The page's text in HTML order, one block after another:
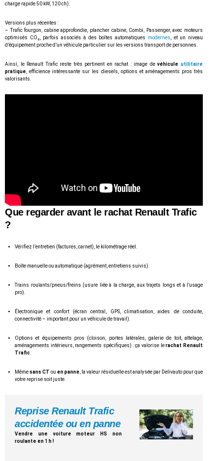
charge rapide 50 kW, 120 ch).
Versions plus récentes :
– Trafic fourgon, cabine approfondie, plancher cabine, Combi, Passenger, avec moteurs
optimisés CO₂, parfois associés à des boîtes automatiques
modernes , et un niveau
d’équipement proche d’un véhicule particulier sur les versions transport de personnes.
Ainsi, le Renault Trafic reste très pertinent en rachat : image devéhiculeutilitaire
pratique , efficience intéressante sur les diesels, options et aménagements pros très
valorisants.
Que regarder avant le rachat Renault Trafic
?
Vérifiez l’entretien (factures, carnet), le kilométrage réel.
Boîte manuelle ou automatique (agrément, entretiens suivis).
Trains roulants/pneus/freins (usure liée à la charge, aux trajets longs et à l’usage
pro).
Électronique et confort (écran central, GPS, climatisation, aides de conduite,
connectivité – important pour un véhicule de travail).
Options et équipements pros (cloison, portes latérales, galerie de toit, attelage,
aménagements intérieurs, rangements spécifiques) : ça valorise lerachat Renault
Trafic
Mêmesans CT ou en panne , la valeur résiduelle est analysée par Delivauto pour que
votre reprise soit juste.
Reprise Renault Trafic
accidentée ou en panne
Vendre une voiture moteur HS non
roulante en 1 h !